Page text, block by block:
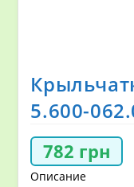
5.600-
782 грн
Описание